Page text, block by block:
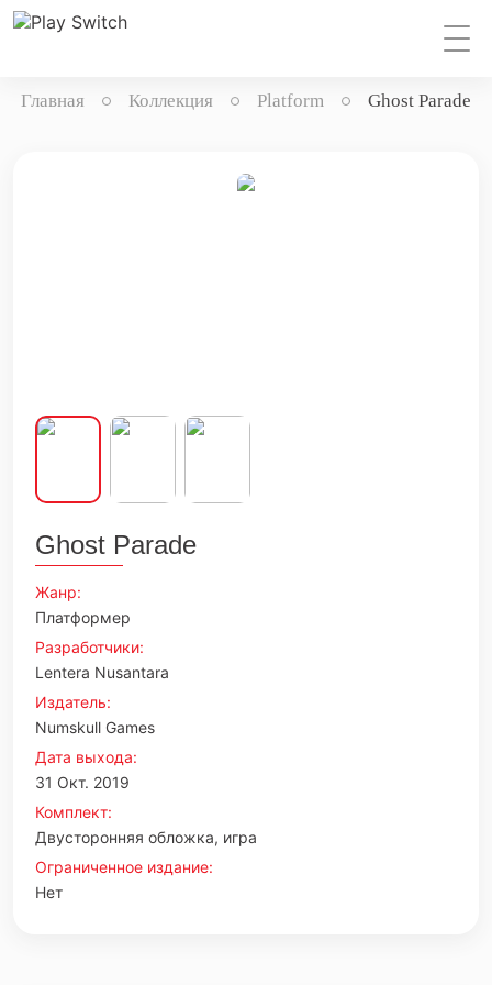
Главная Коллекция Platform Ghost Parade
Ghost Parade
Жанр:
Платформер
Разработчики:
Lentera Nusantara
Издатель:
Numskull Games
Дата выхода:
31 Окт. 2019
Комплект:
Двусторонняя обложка, игра
Ограниченное издание:
Нет